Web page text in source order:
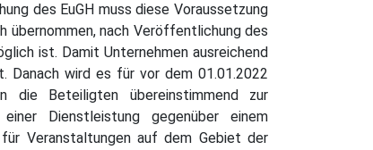
des EuGH muss diese Voraussetzung
übernommen, nach Veröffentlichung des
ist. Damit Unternehmen ausreichend
Danach wird es für vor dem 01.01.2022
die Beteiligten übereinstimmend zur
Dienstleistung gegenüber einem
Veranstaltungen auf dem Gebiet der